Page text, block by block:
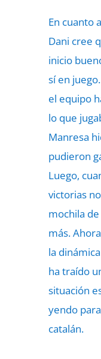
En cuanto
Dani cree
inicio
sí en
el equipo
lo que
Manresa
pudieron
Luego,
victorias
mochila
más.
la
ha traído
situación
yendo
catalán.